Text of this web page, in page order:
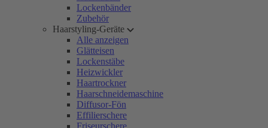
Lockenbänder
Zubehör
Haarstyling-Geräte
Alle anzeigen
Glätteisen
Lockenstäbe
Heizwickler
Haartrockner
Haarschneidemaschine
Diffusor-Fön
Effilierschere
Friseurschere